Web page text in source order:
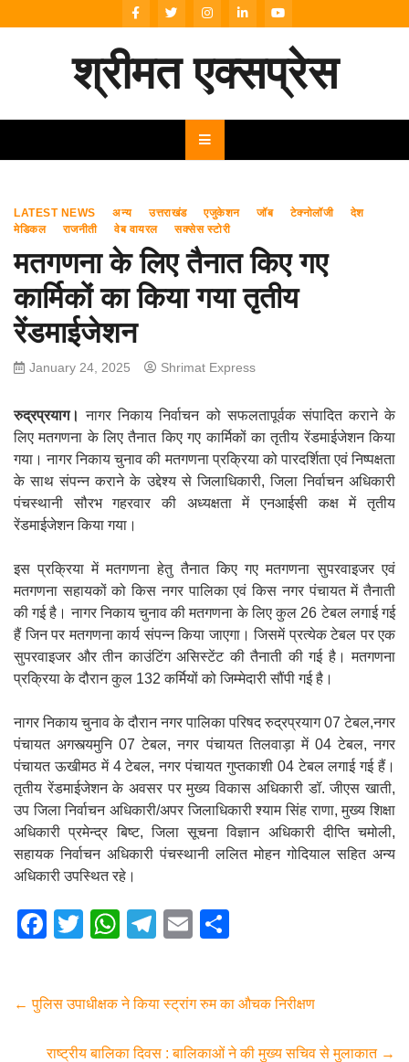
to
श्रीमत एक्सप्रेस
LATEST NEWS अन्य उत्तराखंड एजुकेशन जॉब टेक्नोलॉजी
देश
मेडिकल
राजनीती वेब वायरल सक्सेस स्टोरी
मतगणना के लिए तैनात किए गए
कार्मिकों का किया गया तृतीय
रेंडमाईजेशन
January 24, 2025 Shrimat Express
रुद्रप्रयाग। नागर निकाय निर्वाचन को सफलतापूर्वक संपादित कराने के
लिए मतगणना के लिए तैनात किए गए कार्मिकों का तृतीय रेंडमाईजेशन किया
गया। नागर निकाय चुनाव की मतगणना प्रक्रिया को पारदर्शिता एवं निष्पक्षता
के साथ संपन्न कराने के उद्देश्य से जिलाधिकारी, जिला निर्वाचन अधिकारी
पंचस्थानी सौरभ गहरवार की अध्यक्षता में एनआईसी कक्ष में तृतीय
रेंडमाईजेशन किया गया।
इस प्रक्रिया में मतगणना हेतु तैनात किए गए मतगणना सुपरवाइजर एवं
मतगणना सहायकों को किस नगर पालिका एवं किस नगर पंचायत में तैनाती
की गई है। नागर निकाय चुनाव की मतगणना के लिए कुल 26 टेबल लगाई गई
हैं जिन पर मतगणना कार्य संपन्न किया जाएगा। जिसमें प्रत्येक टेबल पर एक
सुपरवाइजर और तीन काउंटिंग असिस्टेंट की तैनाती की गई है। मतगणना
प्रक्रिया के दौरान कुल 132 कर्मियों को जिम्मेदारी सौंपी गई है।
नागर निकाय चुनाव के दौरान नगर पालिका परिषद रुद्रप्रयाग 07 टेबल,नगर
पंचायत अगस्त्यमुनि 07 टेबल, नगर पंचायत तिलवाड़ा में 04 टेबल, नगर
पंचायत ऊखीमठ में 4 टेबल, नगर पंचायत गुप्तकाशी 04 टेबल लगाई गई हैं।
तृतीय रेंडमाईजेशन के अवसर पर मुख्य विकास अधिकारी डॉ. जीएस खाती,
उप जिला निर्वाचन अधिकारी/अपर जिलाधिकारी श्याम सिंह राणा, मुख्य शिक्षा
अधिकारी प्रमेन्द्र बिष्ट, जिला सूचना विज्ञान अधिकारी दीप्ति चमोली,
सहायक निर्वाचन अधिकारी पंचस्थानी ललित मोहन गोदियाल सहित अन्य
अधिकारी उपस्थित रहे।
F
e
b
T
er
W
s
A
T
gr
a
E
e
← पुलिस उपाधीक्षक ने किया स्ट्रांग रुम का औचक निरीक्षण
राष्ट्रीय बालिका दिवस : बालिकाओं ने की मुख्य सचिव से मुलाकात →